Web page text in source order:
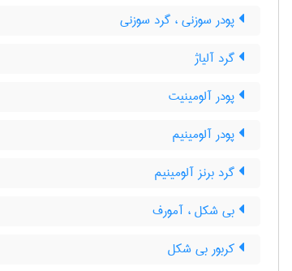
پودر سوزنی ، گرد سوزنی
گرد آلیاژ
پودر آلومینیت
پودر آلومینیم
گرد برنز آلومینیم
بی شکل ، آمورف
کربور بی شکل